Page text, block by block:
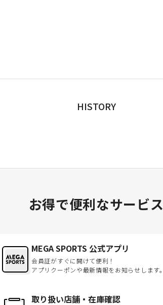
HISTORY
お得で便利なサービス
MEGA SPORTS 公式アプリ
会員証がすぐに開けて便利！
アプリクーポンや最新情報をお知らせします。
取り扱い店舗・在庫確認